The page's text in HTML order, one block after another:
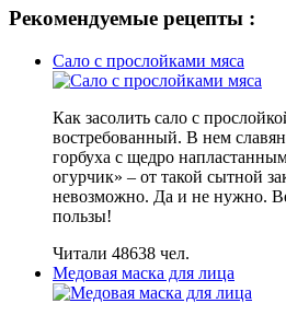
Рекомендуемые рецепты :
Сало с прослойками мяса
Как засолить сало с
востребованный. В нем
горбуха с щедро
огурчик» – от такой сытной
невозможно. Да и не нужно.
пользы!
Читали 48638 чел.
Медовая маска для лица